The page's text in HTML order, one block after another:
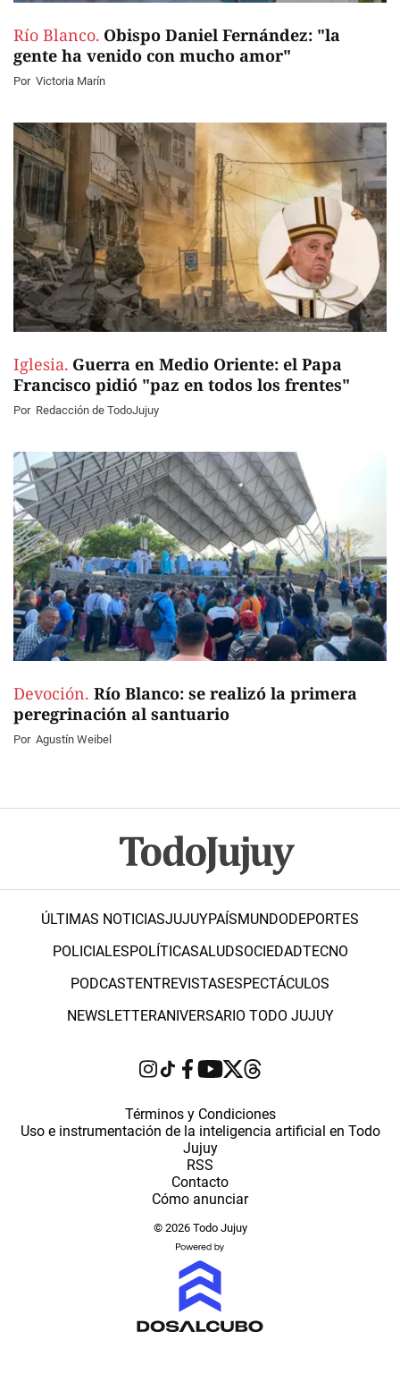
Río Blanco. Obispo Daniel Fernández: "la
gente ha venido con mucho amor"
Por Victoria Marín
Iglesia. Guerra en Medio Oriente: el Papa
Francisco pidió "paz en todos los frentes"
Por Redacción de TodoJujuy
Devoción. Río Blanco: se realizó la primera
peregrinación al santuario
Por Agustín Weibel
ÚLTIMAS NOTICIASJUJUYPAÍSMUNDODEPORTES
POLICIALESPOLÍTICASALUDSOCIEDADTECNO
PODCASTENTREVISTASESPECTÁCULOS
NEWSLETTERANIVERSARIO TODO JUJUY
Términos y Condiciones
Uso e instrumentación de la inteligencia artificial en Todo
Jujuy
RSS
Contacto
Cómo anunciar
© 2026 Todo Jujuy